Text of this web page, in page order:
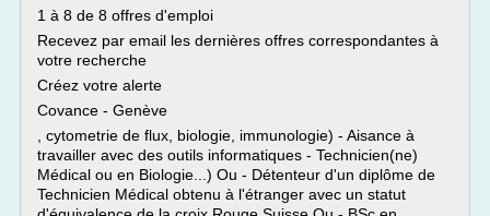
1 à 8 de 8 offres d'emploi
Recevez par email les dernières offres correspondantes à
votre recherche
Créez votre alerte
Covance - Genève
, cytometrie de flux, biologie, immunologie) - Aisance à
travailler avec des outils informatiques - Technicien(ne)
Médical ou en Biologie...) Ou - Détenteur d'un diplôme de
Technicien Médical obtenu à l'étranger avec un statut